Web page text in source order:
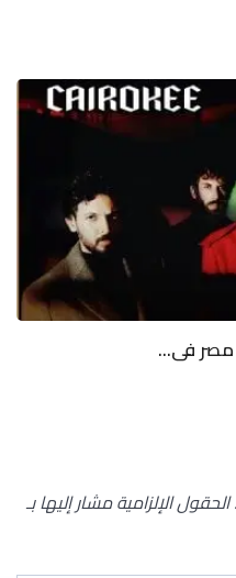
مصر فى...
الحقول الإلزامية مشار إليها بـ